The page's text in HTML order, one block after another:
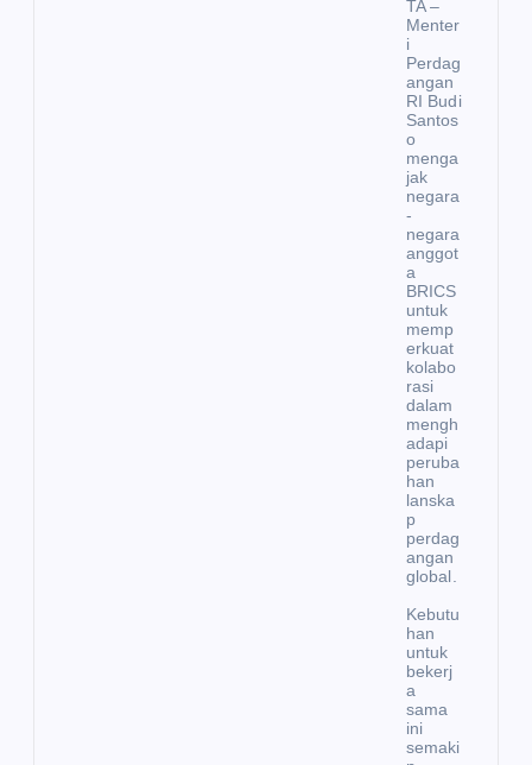
TA –
Menter
i
Perdag
angan
RI Budi
Santos
o
menga
jak
negara
-
negara
anggot
a
BRICS
untuk
memp
erkuat
kolabo
rasi
dalam
mengh
adapi
peruba
han
lanska
p
perdag
angan
global.
Kebutu
han
untuk
bekerj
a
sama
ini
semaki